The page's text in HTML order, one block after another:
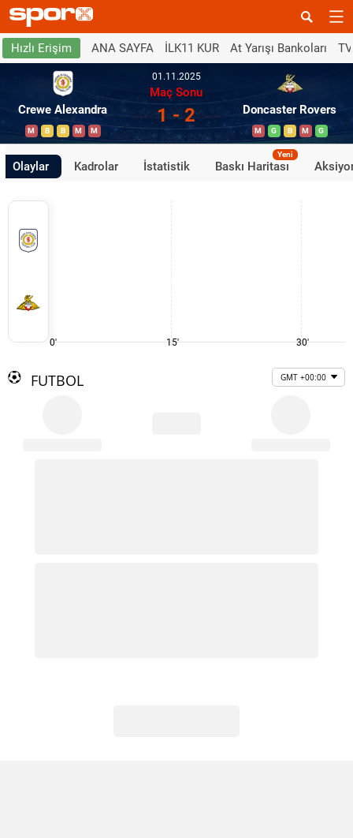
Hızlı Erişim ANA SAYFA İLK11 KUR At Yarışı Bankoları
Crewe Alexandra
M B B M M
01.11.2025
Maç Sonu
1 - 2 Doncaster Rovers
M G B M G
Olaylar Kadrolar İstatistik Baskı Haritası
Yeni
0' 15' 30'
FUTBOL GMT +00:00